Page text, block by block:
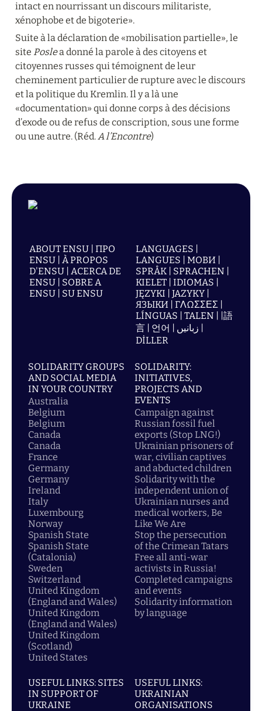
intact en nourrissant un discours militariste,
xénophobe et de bigoterie».
Suite à la déclaration de «mobilisation partielle», le
site Posle a donné la parole à des citoyens et
citoyennes russes qui témoignent de leur
cheminement particulier de rupture avec le discours
et la politique du Kremlin. Il y a là une
«documentation» qui donne corps à des décisions
d’exode ou de refus de conscription, sous une forme
ou une autre. (Réd. A l’Encontre)
ABOUT ENSU | ПРО
ENSU | À PROPOS
D'ENSU | ACERCA DE
ENSU | SOBRE A
ENSU | SU ENSU
LANGUAGES |
LANGUES | МОВИ |
SPRÅK | SPRACHEN |
KIELET | IDIOMAS |
JĘZYKI | JAZYKY |
ЯЗЫКИ | ΓΛΩΣΣΕΣ |
LÍNGUAS | TALEN | |語
言 | 언어 | زبانیں |
DİLLER
SOLIDARITY GROUPS
AND SOCIAL MEDIA
IN YOUR COUNTRY
Australia
Belgium
Belgium
Canada
Canada
France
Germany
Germany
Ireland
Italy
Luxembourg
Norway
Spanish State
Spanish State
(Catalonia)
Sweden
Switzerland
United Kingdom
(England and Wales)
United Kingdom
(England and Wales)
United Kingdom
(Scotland)
United States
SOLIDARITY:
INITIATIVES,
PROJECTS AND
EVENTS
Campaign against
Russian fossil fuel
exports (Stop LNG!)
Ukrainian prisoners of
war, civilian captives
and abducted children
Solidarity with the
independent union of
Ukrainian nurses and
medical workers, Be
Like We Are
Stop the persecution
of the Crimean Tatars
Free all anti-war
activists in Russia!
Completed campaigns
and events
Solidarity information
by language
USEFUL LINKS: SITES
IN SUPPORT OF
UKRAINE
USEFUL LINKS:
UKRAINIAN
ORGANISATIONS